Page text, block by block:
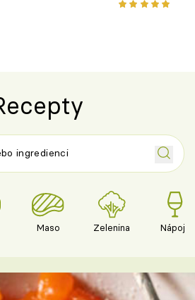
chuťovka z
Maso Zelenina Nápoje